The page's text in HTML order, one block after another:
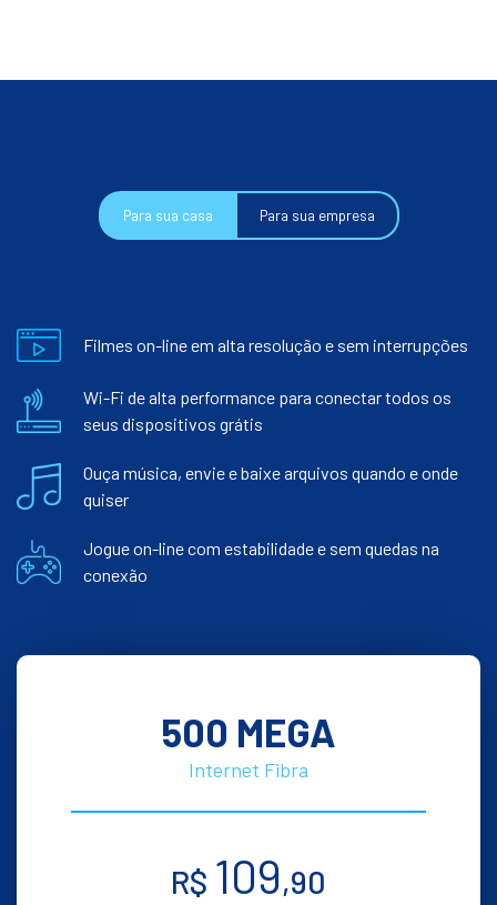
Para sua casa Para sua empresa
Filmes on-line em alta resolução e sem interrupções
Wi-Fi de alta performance para conectar todos os
seus dispositivos grátis
Ouça música, envie e baixe arquivos quando e onde
quiser
Jogue on-line com estabilidade e sem quedas na
conexão
500 MEGA
Internet Fibra
R$ 109,90